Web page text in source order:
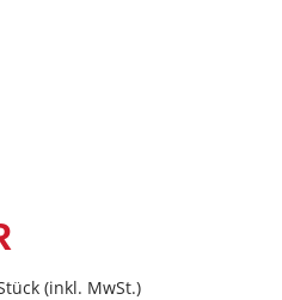
(inkl. MwSt.)